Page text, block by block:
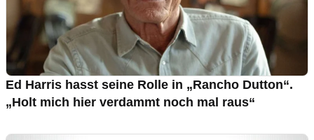
Ed Harris hasst seine Rolle in „Rancho Dutton“.
„Holt mich hier verdammt noch mal raus“